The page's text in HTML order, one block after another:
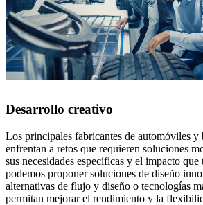
Desarrollo creativo
Los principales fabricantes de automóviles y
enfrentan a retos que requieren soluciones
sus necesidades específicas y el impacto que
podemos proponer soluciones de diseño
alternativas de flujo y diseño o tecnologías
permitan mejorar el rendimiento y la